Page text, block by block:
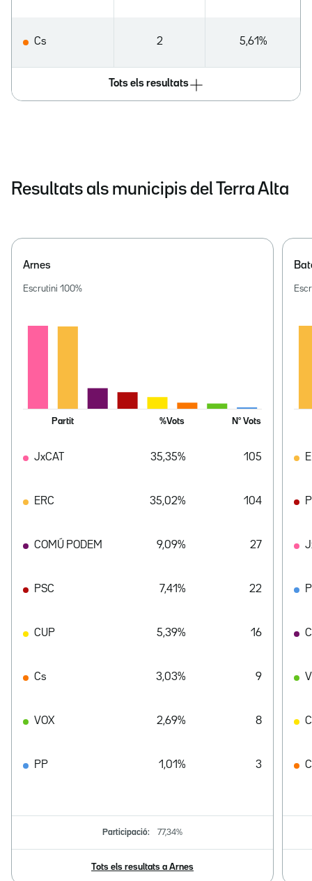
Cs 2 5,61%
Tots els resultats
Resultats als municipis del Terra Alta
Arnes
Escrutini 100%
Partit %Vots Nº Vots
JxCAT 35,35% 105
ERC 35,02% 104
COMÚ PODEM 9,09% 27
PSC 7,41% 22
CUP 5,39% 16
Cs 3,03% 9
VOX 2,69% 8
PP 1,01% 3
Participació: 77,34%
Tots els resultats a Arnes